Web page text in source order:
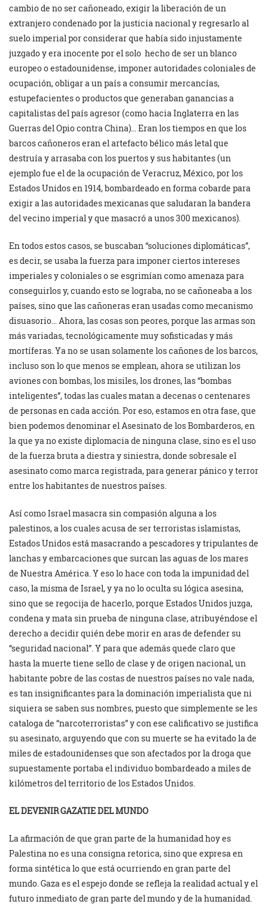
cambio de no ser cañoneado, exigir la liberación de un
extranjero condenado por la justicia nacional y regresarlo al
suelo imperial por considerar que había sido injustamente
juzgado y era inocente por el solo hecho de ser un blanco
europeo o estadounidense, imponer autoridades coloniales de
ocupación, obligar a un país a consumir mercancías,
estupefacientes o productos que generaban ganancias a
capitalistas del país agresor (como hacia Inglaterra en las
Guerras del Opio contra China)… Eran los tiempos en que los
barcos cañoneros eran el artefacto bélico más letal que
destruía y arrasaba con los puertos y sus habitantes (un
ejemplo fue el de la ocupación de Veracruz, México, por los
Estados Unidos en 1914, bombardeado en forma cobarde para
exigir a las autoridades mexicanas que saludaran la bandera
del vecino imperial y que masacró a unos 300 mexicanos).
En todos estos casos, se buscaban “soluciones diplomáticas”,
es decir, se usaba la fuerza para imponer ciertos intereses
imperiales y coloniales o se esgrimían como amenaza para
conseguirlos y, cuando esto se lograba, no se cañoneaba a los
países, sino que las cañoneras eran usadas como mecanismo
disuasorio… Ahora, las cosas son peores, porque las armas son
más variadas, tecnológicamente muy sofisticadas y más
mortíferas. Ya no se usan solamente los cañones de los barcos,
incluso son lo que menos se emplean, ahora se utilizan los
aviones con bombas, los misiles, los drones, las “bombas
inteligentes”, todas las cuales matan a decenas o centenares
de personas en cada acción. Por eso, estamos en otra fase, que
bien podemos denominar el Asesinato de los Bombarderos, en
la que ya no existe diplomacia de ninguna clase, sino es el uso
de la fuerza bruta a diestra y siniestra, donde sobresale el
asesinato como marca registrada, para generar pánico y terror
entre los habitantes de nuestros países.
Así como Israel masacra sin compasión alguna a los
palestinos, a los cuales acusa de ser terroristas islamistas,
Estados Unidos está masacrando a pescadores y tripulantes de
lanchas y embarcaciones que surcan las aguas de los mares
de Nuestra América. Y eso lo hace con toda la impunidad del
caso, la misma de Israel, y ya no lo oculta su lógica asesina,
sino que se regocija de hacerlo, porque Estados Unidos juzga,
condena y mata sin prueba de ninguna clase, atribuyéndose el
derecho a decidir quién debe morir en aras de defender su
“seguridad nacional”. Y para que además quede claro que
hasta la muerte tiene sello de clase y de origen nacional, un
habitante pobre de las costas de nuestros países no vale nada,
es tan insignificantes para la dominación imperialista que ni
siquiera se saben sus nombres, puesto que simplemente se les
cataloga de “narcoterroristas” y con ese calificativo se justifica
su asesinato, arguyendo que con su muerte se ha evitado la de
miles de estadounidenses que son afectados por la droga que
supuestamente portaba el individuo bombardeado a miles de
kilómetros del territorio de los Estados Unidos.
EL DEVENIR GAZATIE DEL MUNDO
La afirmación de que gran parte de la humanidad hoy es
Palestina no es una consigna retorica, sino que expresa en
forma sintética lo que está ocurriendo en gran parte del
mundo. Gaza es el espejo donde se refleja la realidad actual y el
futuro inmediato de gran parte del mundo y de la humanidad.